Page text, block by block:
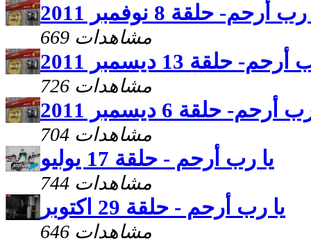
أرحم- حلقة 8 نوفمبر 2011
669 مشاهدات
حلقة 13 ديسمبر 2011
726 مشاهدات
أرحم- حلقة 6 ديسمبر 2011
704 مشاهدات
يا رب أرحم - حلقة 17 يوليو
744 مشاهدات
يا رب أرحم - حلقة 29 اكتوبر
646 مشاهدات